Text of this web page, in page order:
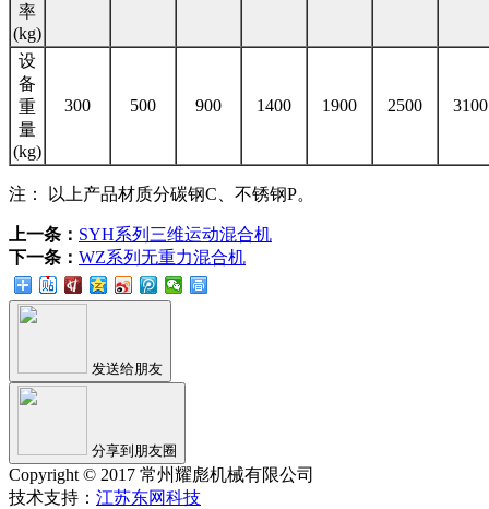
率
(kg)
设
备
重
量
(kg)
300 500 900 1400 1900 2500 3100
注： 以上产品材质分碳钢C、不锈钢P。
上一条： SYH系列三维运动混合机
下一条： WZ系列无重力混合机
发送给朋友
分享到朋友圈
Copyright © 2017 常州耀彪机械有限公司
技术支持： 江苏东网科技